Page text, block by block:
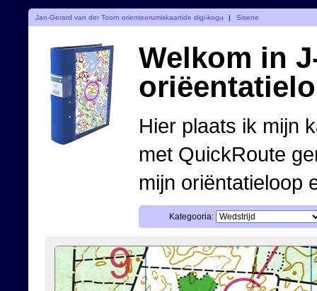
Jan-Gerard van der Toorn orienteerumiskaartide digi-kogu | Sisene
Welkom in
Hier plaats ik mijn
met QuickRoute
mijn oriëntatieloop
Kategooria: